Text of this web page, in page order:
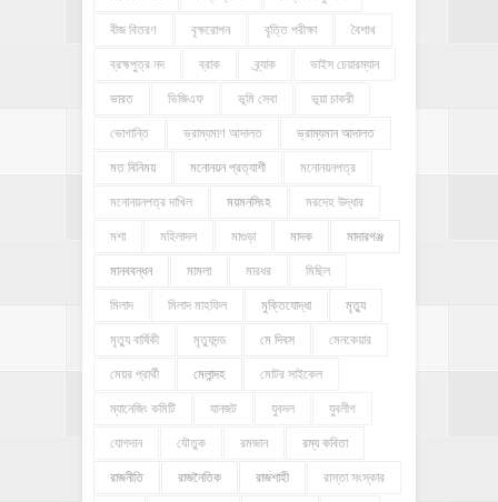
বীজ বিতরণ বৃক্ষরোপন বৃত্তি পরীক্ষা বৈশাখ
ব্রহ্মপুত্র নদ ব্রাক ব্র্যাক ভাইস চেয়ারম্যান
ভারত ভিজিএফ ভূমি সেবা ভূয়া চাকরী
ভোগান্তি ভ্রাম্যমাণ আদালত ভ্রাম্যমান আদালত
মত বিনিময় মনোনয়ন প্রত্যাশী মনোনয়নপত্র
মনোনয়নপত্র দাখিল ময়মনসিংহ মরদেহ উদ্ধার
মশা মহিলাদল মাগুড়া মাদক মাদারগঞ্জ
মানববন্ধন মামলা মারধর মিছিল
মিলাদ মিলাদ মাহফিল মুক্তিযোদ্ধা মৃত্যু
মৃত্যু বার্ষিকী মৃত্যুদন্ড মে দিবস মেনকেয়ার
মেয়র প্রার্থী মেলান্দহ মোটর সাইকেল
ম্যানেজিং কমিটি যানজট যুবদল যুবলীগ
যোগদান যৌতুক রমজান রম্য কবিতা
রাজনীতি রাজনৈতিক রাজশাহী রাস্তা সংস্কার